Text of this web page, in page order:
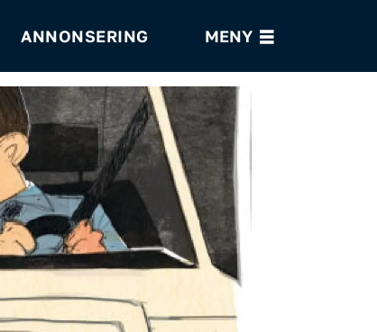
ANNONSERING